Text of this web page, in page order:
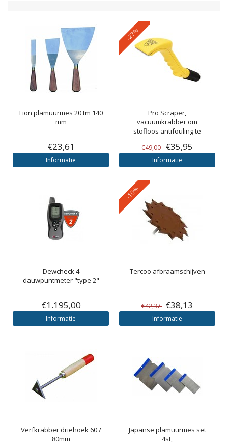
Lion plamuurmes 20 tm 140
mm
€23,61
Informatie
-27%
Pro Scraper,
vacuumkrabber om
stofloos antifouling te
€49,00 €35,95
Informatie
Dewcheck 4
dauwpuntmeter "type 2"
€1.195,00
Informatie
-10%
Tercoo afbraamschijven
€42,37 €38,13
Informatie
Verfkrabber driehoek 60 /
80mm
Japanse plamuurmes set
4st,